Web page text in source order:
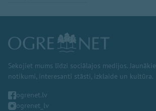
Sekojiet mums līdzi sociālajos medijos. Jaunākie
notikumi, interesanti stāsti, izklaide un kultūra.
ogrenet.lv
ogrenet_lv